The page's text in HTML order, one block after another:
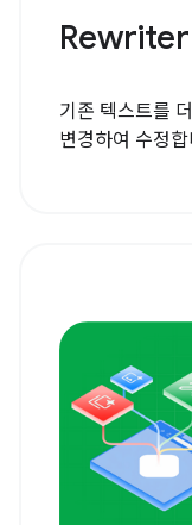
기존 텍스트를
변경하여 수정